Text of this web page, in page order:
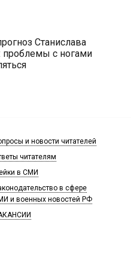
Станислава
с ногами
и новости читателей
читателям
в СМИ
в сфере
и военных новостей РФ